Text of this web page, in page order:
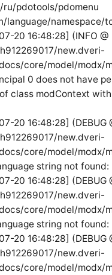
ru/pdotools/pdomenu
language/namespace/
20 16:48:28] (INFO @
new.dveri-
core/model/modx/
0 does not have
class modContext
20 16:48:28] (DEBUG
new.dveri-
core/model/modx/
string not found:
20 16:48:28] (DEBUG
new.dveri-
core/model/modx/
string not found:
20 16:48:28] (DEBUG
new.dveri-
core/model/modx/